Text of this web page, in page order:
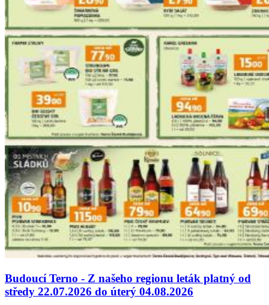
Budoucí Terno - Z našeho regionu leták platný od
středy 22.07.2026 do úterý 04.08.2026